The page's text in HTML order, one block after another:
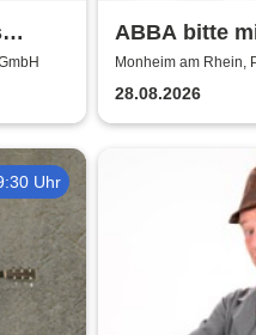
die
ABBA bitte
Monheim am Rhein,
28.08.2026
Uhr